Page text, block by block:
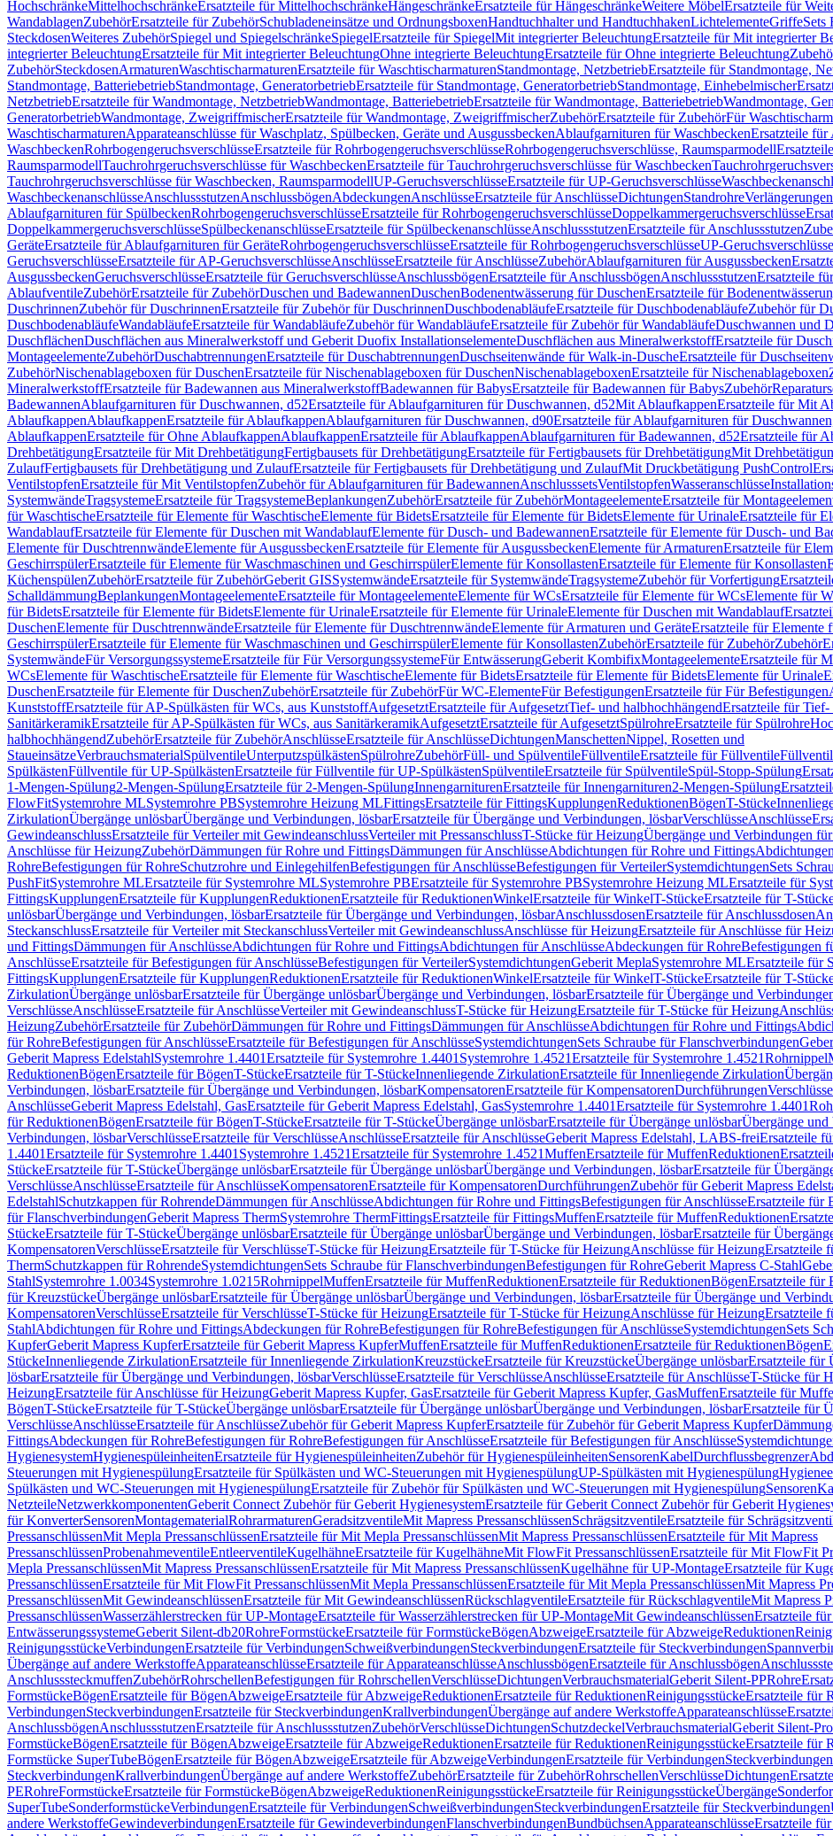
HochschränkeMittelhochschränkeErsatzteile für MittelhochschränkeHängeschränkeErsatzteile für HängeschränkeWeitere MöbelErsatzteile für
WandablagenZubehörErsatzteile für ZubehörSchubladeneinsätze und OrdnungsboxenHandtuchhalter und HandtuchhakenLichtelementeGriffeSets
SteckdosenWeiteres ZubehörSpiegel und SpiegelschränkeSpiegelErsatzteile für SpiegelMit integrierter BeleuchtungErsatzteile für Mit integrierter
integrierter BeleuchtungErsatzteile für Mit integrierter BeleuchtungOhne integrierte BeleuchtungErsatzteile für Ohne integrierte Beleuchtung
ZubehörSteckdosenArmaturenWaschtischarmaturenErsatzteile für WaschtischarmaturenStandmontage, NetzbetriebErsatzteile für Standmontage,
Standmontage, BatteriebetriebStandmontage, GeneratorbetriebErsatzteile für Standmontage, GeneratorbetriebStandmontage, Einhebelmischer
NetzbetriebErsatzteile für Wandmontage, NetzbetriebWandmontage, BatteriebetriebErsatzteile für Wandmontage, BatteriebetriebWandmontage,
GeneratorbetriebWandmontage, ZweigriffmischerErsatzteile für Wandmontage, ZweigriffmischerZubehörErsatzteile für ZubehörFür
WaschtischarmaturenApparateanschlüsse für Waschplatz, Spülbecken, Geräte und AusgussbeckenAblaufgarnituren für WaschbeckenErsatzteile
WaschbeckenRohrbogengeruchsverschlüsseErsatzteile für RohrbogengeruchsverschlüsseRohrbogengeruchsverschlüsse, Raumsparmodell
RaumsparmodellTauchrohrgeruchsverschlüsse für WaschbeckenErsatzteile für Tauchrohrgeruchsverschlüsse für Waschbecken
Tauchrohrgeruchsverschlüsse für Waschbecken, RaumsparmodellUP-GeruchsverschlüsseErsatzteile für UP-Geruchsverschlüsse
WaschbeckenanschlüsseAnschlussstutzenAnschlussbögenAbdeckungenAnschlüsseErsatzteile für AnschlüsseDichtungenStandrohreVerlängerungen
Ablaufgarnituren für SpülbeckenRohrbogengeruchsverschlüsseErsatzteile für RohrbogengeruchsverschlüsseDoppelkammergeruchsverschlüsse
DoppelkammergeruchsverschlüsseSpülbeckenanschlüsseErsatzteile für SpülbeckenanschlüsseAnschlussstutzenErsatzteile für Anschlussstutzen
GeräteErsatzteile für Ablaufgarnituren für GeräteRohrbogengeruchsverschlüsseErsatzteile für RohrbogengeruchsverschlüsseUP-Geruchsverschlüsse
GeruchsverschlüsseErsatzteile für AP-GeruchsverschlüsseAnschlüsseErsatzteile für AnschlüsseZubehörAblaufgarnituren für Ausgussbecken
AusgussbeckenGeruchsverschlüsseErsatzteile für GeruchsverschlüsseAnschlussbögenErsatzteile für AnschlussbögenAnschlussstutzenErsatzteile
AblaufventileZubehörErsatzteile für ZubehörDuschen und BadewannenDuschenBodenentwässerung für DuschenErsatzteile für
DuschrinnenZubehör für DuschrinnenErsatzteile für Zubehör für DuschrinnenDuschbodenabläufeErsatzteile für DuschbodenabläufeZubehör für
DuschbodenabläufeWandabläufeErsatzteile für WandabläufeZubehör für WandabläufeErsatzteile für Zubehör für WandabläufeDuschwannen und
DuschflächenDuschflächen aus Mineralwerkstoff und Geberit Duofix InstallationselementeDuschflächen aus MineralwerkstoffErsatzteile für
MontageelementeZubehörDuschabtrennungenErsatzteile für DuschabtrennungenDuschseitenwände für Walk-in-DuscheErsatzteile für
ZubehörNischenablageboxen für DuschenErsatzteile für Nischenablageboxen für DuschenNischenablageboxenErsatzteile für Nischenablageboxen
MineralwerkstoffErsatzteile für Badewannen aus MineralwerkstoffBadewannen für BabysErsatzteile für Badewannen für BabysZubehör
BadewannenAblaufgarnituren für Duschwannen, d52Ersatzteile für Ablaufgarnituren für Duschwannen, d52Mit AblaufkappenErsatzteile für Mit
AblaufkappenAblaufkappenErsatzteile für AblaufkappenAblaufgarnituren für Duschwannen, d90Ersatzteile für Ablaufgarnituren für
AblaufkappenErsatzteile für Ohne AblaufkappenAblaufkappenErsatzteile für AblaufkappenAblaufgarnituren für Badewannen, d52Ersatzteile für
DrehbetätigungErsatzteile für Mit DrehbetätigungFertigbausets für DrehbetätigungErsatzteile für Fertigbausets für DrehbetätigungMit
ZulaufFertigbausets für Drehbetätigung und ZulaufErsatzteile für Fertigbausets für Drehbetätigung und ZulaufMit Druckbetätigung PushControl
VentilstopfenErsatzteile für Mit VentilstopfenZubehör für Ablaufgarnituren für BadewannenAnschlusssetsVentilstopfenWasseranschlüsse
SystemwändeTragsystemeErsatzteile für TragsystemeBeplankungenZubehörErsatzteile für ZubehörMontageelementeErsatzteile für
für WaschtischeErsatzteile für Elemente für WaschtischeElemente für BidetsErsatzteile für Elemente für BidetsElemente für UrinaleErsatzteile für
WandablaufErsatzteile für Elemente für Duschen mit WandablaufElemente für Dusch- und BadewannenErsatzteile für Elemente für Dusch- und
Elemente für DuschtrennwändeElemente für AusgussbeckenErsatzteile für Elemente für AusgussbeckenElemente für ArmaturenErsatzteile für
GeschirrspülerErsatzteile für Elemente für Waschmaschinen und GeschirrspülerElemente für KonsollastenErsatzteile für Elemente für Konsollasten
KüchenspülenZubehörErsatzteile für ZubehörGeberit GISSystemwändeErsatzteile für SystemwändeTragsystemeZubehör für Vorfertigung
SchalldämmungBeplankungenMontageelementeErsatzteile für MontageelementeElemente für WCsErsatzteile für Elemente für WCsElemente für
für BidetsErsatzteile für Elemente für BidetsElemente für UrinaleErsatzteile für Elemente für UrinaleElemente für Duschen mit Wandablauf
DuschenElemente für DuschtrennwändeErsatzteile für Elemente für DuschtrennwändeElemente für Armaturen und GeräteErsatzteile für Elemente
GeschirrspülerErsatzteile für Elemente für Waschmaschinen und GeschirrspülerElemente für KonsollastenZubehörErsatzteile für ZubehörZubehör
SystemwändeFür VersorgungssystemeErsatzteile für Für VersorgungssystemeFür EntwässerungGeberit KombifixMontageelementeErsatzteile für
WCsElemente für WaschtischeErsatzteile für Elemente für WaschtischeElemente für BidetsErsatzteile für Elemente für BidetsElemente für Urinale
DuschenErsatzteile für Elemente für DuschenZubehörErsatzteile für ZubehörFür WC-ElementeFür BefestigungenErsatzteile für Für Befestigungen
KunststoffErsatzteile für AP-Spülkästen für WCs, aus KunststoffAufgesetztErsatzteile für AufgesetztTief- und halbhochhängendErsatzteile für Tief-
SanitärkeramikErsatzteile für AP-Spülkästen für WCs, aus SanitärkeramikAufgesetztErsatzteile für AufgesetztSpülrohreErsatzteile für Spülrohre
halbhochhängendZubehörErsatzteile für ZubehörAnschlüsseErsatzteile für AnschlüsseDichtungenManschettenNippel, Rosetten und
StaueinsätzeVerbrauchsmaterialSpülventileUnterputzspülkästenSpülrohreZubehörFüll- und SpülventileFüllventileErsatzteile für Füllventile
SpülkästenFüllventile für UP-SpülkästenErsatzteile für Füllventile für UP-SpülkästenSpülventileErsatzteile für SpülventileSpül-Stopp-Spülung
1-Mengen-Spülung2-Mengen-SpülungErsatzteile für 2-Mengen-SpülungInnengarniturenErsatzteile für Innengarnituren2-Mengen-Spülung
FlowFitSystemrohre MLSystemrohre PBSystemrohre Heizung MLFittingsErsatzteile für FittingsKupplungenReduktionenBögenT-Stücke
ZirkulationÜbergänge unlösbarÜbergänge und Verbindungen, lösbarErsatzteile für Übergänge und Verbindungen, lösbarVerschlüsseAnschlüsse
GewindeanschlussErsatzteile für Verteiler mit GewindeanschlussVerteiler mit PressanschlussT-Stücke für HeizungÜbergänge und Verbindungen
Anschlüsse für HeizungZubehörDämmungen für Rohre und FittingsDämmungen für AnschlüsseAbdichtungen für Rohre und Fittings
RohreBefestigungen für RohreSchutzrohre und EinlegehilfenBefestigungen für AnschlüsseBefestigungen für VerteilerSystemdichtungenSets
PushFitSystemrohre MLErsatzteile für Systemrohre MLSystemrohre PBErsatzteile für Systemrohre PBSystemrohre Heizung MLErsatzteile für
FittingsKupplungenErsatzteile für KupplungenReduktionenErsatzteile für ReduktionenWinkelErsatzteile für WinkelT-StückeErsatzteile für T-
unlösbarÜbergänge und Verbindungen, lösbarErsatzteile für Übergänge und Verbindungen, lösbarAnschlussdosenErsatzteile für Anschlussdosen
SteckanschlussErsatzteile für Verteiler mit SteckanschlussVerteiler mit GewindeanschlussAnschlüsse für HeizungErsatzteile für Anschlüsse für
und FittingsDämmungen für AnschlüsseAbdichtungen für Rohre und FittingsAbdichtungen für AnschlüsseAbdeckungen für RohreBefestigungen
AnschlüsseErsatzteile für Befestigungen für AnschlüsseBefestigungen für VerteilerSystemdichtungenGeberit MeplaSystemrohre MLErsatzteile für
FittingsKupplungenErsatzteile für KupplungenReduktionenErsatzteile für ReduktionenWinkelErsatzteile für WinkelT-StückeErsatzteile für T-
ZirkulationÜbergänge unlösbarErsatzteile für Übergänge unlösbarÜbergänge und Verbindungen, lösbarErsatzteile für Übergänge und
VerschlüsseAnschlüsseErsatzteile für AnschlüsseVerteiler mit GewindeanschlussT-Stücke für HeizungErsatzteile für T-Stücke für Heizung
HeizungZubehörErsatzteile für ZubehörDämmungen für Rohre und FittingsDämmungen für AnschlüsseAbdichtungen für Rohre und Fittings
für RohreBefestigungen für AnschlüsseErsatzteile für Befestigungen für AnschlüsseSystemdichtungenSets Schraube für Flanschverbindungen
Geberit Mapress EdelstahlSystemrohre 1.4401Ersatzteile für Systemrohre 1.4401 Systemrohre 1.4521Ersatzteile für Systemrohre 1.4521Rohrnippel
ReduktionenBögenErsatzteile für BögenT-StückeErsatzteile für T-StückeInnenliegende ZirkulationErsatzteile für Innenliegende Zirkulation
Verbindungen, lösbarErsatzteile für Übergänge und Verbindungen, lösbarKompensatorenErsatzteile für KompensatorenDurchführungenVerschlüsse
AnschlüsseGeberit Mapress Edelstahl, GasErsatzteile für Geberit Mapress Edelstahl, GasSystemrohre 1.4401Ersatzteile für Systemrohre 1.4401
für ReduktionenBögenErsatzteile für BögenT-StückeErsatzteile für T-StückeÜbergänge unlösbarErsatzteile für Übergänge unlösbarÜbergänge und
Verbindungen, lösbarVerschlüsseErsatzteile für VerschlüsseAnschlüsseErsatzteile für AnschlüsseGeberit Mapress Edelstahl, LABS-freiErsatzteile
1.4401Ersatzteile für Systemrohre 1.4401 Systemrohre 1.4521Ersatzteile für Systemrohre 1.4521MuffenErsatzteile für MuffenReduktionen
StückeErsatzteile für T-StückeÜbergänge unlösbarErsatzteile für Übergänge unlösbarÜbergänge und Verbindungen, lösbarErsatzteile für
VerschlüsseAnschlüsseErsatzteile für AnschlüsseKompensatorenErsatzteile für KompensatorenDurchführungenZubehör für Geberit Mapress
EdelstahlSchutzkappen für RohrendeDämmungen für AnschlüsseAbdichtungen für Rohre und FittingsBefestigungen für AnschlüsseErsatzteile für
für FlanschverbindungenGeberit Mapress ThermSystemrohre ThermFittingsErsatzteile für FittingsMuffenErsatzteile für MuffenReduktionen
StückeErsatzteile für T-StückeÜbergänge unlösbarErsatzteile für Übergänge unlösbarÜbergänge und Verbindungen, lösbarErsatzteile für
KompensatorenVerschlüsseErsatzteile für VerschlüsseT-Stücke für HeizungErsatzteile für T-Stücke für HeizungAnschlüsse für HeizungErsatzteile
ThermSchutzkappen für RohrendeSystemdichtungenSets Schraube für FlanschverbindungenBefestigungen für RohreGeberit Mapress C-Stahl
StahlSystemrohre 1.0034Systemrohre 1.0215RohrnippelMuffenErsatzteile für MuffenReduktionenErsatzteile für ReduktionenBögenErsatzteile für
für KreuzstückeÜbergänge unlösbarErsatzteile für Übergänge unlösbarÜbergänge und Verbindungen, lösbarErsatzteile für Übergänge und
KompensatorenVerschlüsseErsatzteile für VerschlüsseT-Stücke für HeizungErsatzteile für T-Stücke für HeizungAnschlüsse für HeizungErsatzteile
StahlAbdichtungen für Rohre und FittingsAbdeckungen für RohreBefestigungen für RohreBefestigungen für AnschlüsseSystemdichtungenSets
KupferGeberit Mapress KupferErsatzteile für Geberit Mapress KupferMuffenErsatzteile für MuffenReduktionenErsatzteile für ReduktionenBögen
StückeInnenliegende ZirkulationErsatzteile für Innenliegende ZirkulationKreuzstückeErsatzteile für KreuzstückeÜbergänge unlösbarErsatzteile für
lösbarErsatzteile für Übergänge und Verbindungen, lösbarVerschlüsseErsatzteile für VerschlüsseAnschlüsseErsatzteile für AnschlüsseT-Stücke für
HeizungErsatzteile für Anschlüsse für HeizungGeberit Mapress Kupfer, GasErsatzteile für Geberit Mapress Kupfer, GasMuffenErsatzteile für
BögenT-StückeErsatzteile für T-StückeÜbergänge unlösbarErsatzteile für Übergänge unlösbarÜbergänge und Verbindungen, lösbarErsatzteile für
VerschlüsseAnschlüsseErsatzteile für AnschlüsseZubehör für Geberit Mapress KupferErsatzteile für Zubehör für Geberit Mapress Kupfer
FittingsAbdeckungen für RohreBefestigungen für RohreBefestigungen für AnschlüsseErsatzteile für Befestigungen für Anschlüsse
HygienesystemHygienespüleinheitenErsatzteile für HygienespüleinheitenZubehör für HygienespüleinheitenSensorenKabelDurchflussbegrenzer
Steuerungen mit HygienespülungErsatzteile für Spülkästen und WC-Steuerungen mit HygienespülungUP-Spülkästen mit Hygienespülung
Spülkästen und WC-Steuerungen mit HygienespülungErsatzteile für Zubehör für Spülkästen und WC-Steuerungen mit HygienespülungSensoren
NetzteileNetzwerkkomponentenGeberit Connect Zubehör für Geberit HygienesystemErsatzteile für Geberit Connect Zubehör für Geberit
für KonverterSensorenMontagematerialRohrarmaturenGeradsitzventileMit Mapress PressanschlüssenSchrägsitzventileErsatzteile für
PressanschlüssenMit Mepla PressanschlüssenErsatzteile für Mit Mepla PressanschlüssenMit Mapress PressanschlüssenErsatzteile für Mit Mapress
PressanschlüssenProbenahmeventileEntleerventileKugelhähneErsatzteile für KugelhähneMit FlowFit PressanschlüssenErsatzteile für Mit FlowFit
Mepla PressanschlüssenMit Mapress PressanschlüssenErsatzteile für Mit Mapress PressanschlüssenKugelhähne für UP-MontageErsatzteile für
PressanschlüssenErsatzteile für Mit FlowFit PressanschlüssenMit Mepla PressanschlüssenErsatzteile für Mit Mepla PressanschlüssenMit Mapress
PressanschlüssenMit GewindeanschlüssenErsatzteile für Mit GewindeanschlüssenRückschlagventileErsatzteile für RückschlagventileMit Mapress
PressanschlüssenWasserzählerstrecken für UP-MontageErsatzteile für Wasserzählerstrecken für UP-MontageMit GewindeanschlüssenErsatzteile
EntwässerungssystemeGeberit Silent-db20RohreFormstückeErsatzteile für FormstückeBögenAbzweigeErsatzteile für AbzweigeReduktionen
ReinigungsstückeVerbindungenErsatzteile für VerbindungenSchweißverbindungenSteckverbindungenErsatzteile für Steckverbindungen
Übergänge auf andere WerkstoffeApparateanschlüsseErsatzteile für ApparateanschlüsseAnschlussbögenErsatzteile für Anschlussbögen
AnschlusssteckmuffenZubehörRohrschellenBefestigungen für RohrschellenVerschlüsseDichtungenVerbrauchsmaterialGeberit Silent-PPRohre
FormstückeBögenErsatzteile für BögenAbzweigeErsatzteile für AbzweigeReduktionenErsatzteile für ReduktionenReinigungsstückeErsatzteile für
VerbindungenSteckverbindungenErsatzteile für SteckverbindungenKrallverbindungenÜbergänge auf andere WerkstoffeApparateanschlüsse
AnschlussbögenAnschlussstutzenErsatzteile für AnschlussstutzenZubehörVerschlüsseDichtungenSchutzdeckelVerbrauchsmaterialGeberit Silent-Pro
FormstückeBögenErsatzteile für BögenAbzweigeErsatzteile für AbzweigeReduktionenErsatzteile für ReduktionenReinigungsstückeErsatzteile für
Formstücke SuperTubeBögenErsatzteile für BögenAbzweigeErsatzteile für AbzweigeVerbindungenErsatzteile für VerbindungenSteckverbindungen
SteckverbindungenKrallverbindungenÜbergänge auf andere WerkstoffeZubehörErsatzteile für ZubehörRohrschellenVerschlüsseDichtungen
PERohreFormstückeErsatzteile für FormstückeBögenAbzweigeReduktionenReinigungsstückeErsatzteile für ReinigungsstückeÜbergänge
SuperTubeSonderformstückeVerbindungenErsatzteile für VerbindungenSchweißverbindungenSteckverbindungenErsatzteile für Steckverbindungen
andere WerkstoffeGewindeverbindungenErsatzteile für GewindeverbindungenFlanschverbindungenBundbüchsenApparateanschlüsseErsatzteile